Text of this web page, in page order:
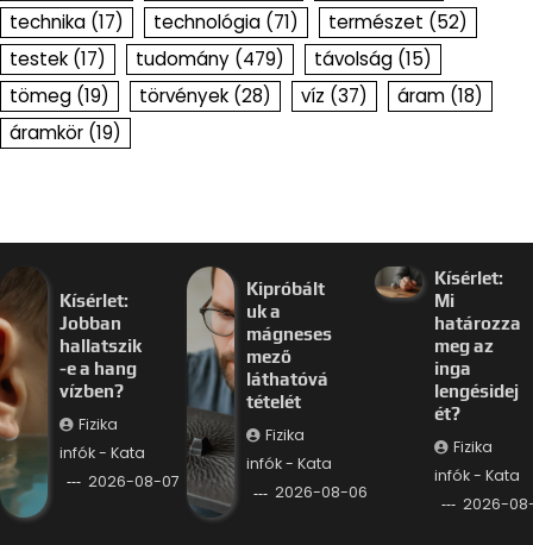
technika (17) technológia (71) természet (52)
testek (17) tudomány (479) távolság (15)
tömeg (19) törvények (28) víz (37) áram (18)
áramkör (19)
Kísérlet:
Jobban
hallatszik
-e a hang
vízben?
Fizika
infók - Kata
2026-08-07
Kipróbált
uk a
mágneses
mező
láthatóvá
tételét
Fizika
infók - Kata
2026-08-06
Kísérlet:
Mi
határozza
meg az
inga
lengésidej
ét?
Fizika
infók - Kata
2026-